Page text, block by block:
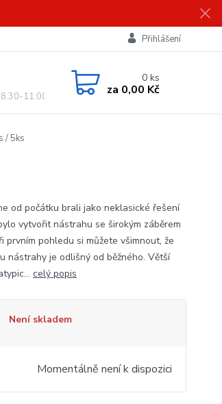
Přihlášení
11:00 hod.)
0ks
za 0,00 Kč
/ 5ks
od počátku brali jako neklasické řešení
vytvořit nástrahu se širokým záběrem
prvním pohledu si můžete všimnout, že
nástrahy je odlišný od běžného. Větší
celý popis
Není skladem
Momentálně není k dispozici